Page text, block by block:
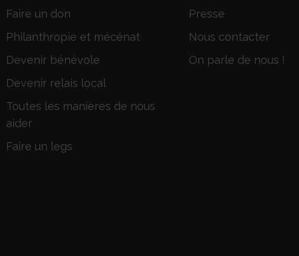
Faire un don
Philanthropie et mécénat
Devenir bénévole
Devenir relais local
Toutes les manières de nous
aider
Faire un legs
Presse
Nous contacter
On parle de nous !